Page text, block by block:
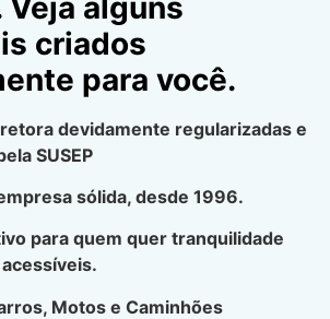
criados
para você.
devidamente regularizadas e
SUSEP
sólida, desde 1996.
para quem quer tranquilidade
Motos e Caminhões